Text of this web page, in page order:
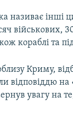
називає інші
військових,
кораблі та
Криму,
відповіддю
увагу на